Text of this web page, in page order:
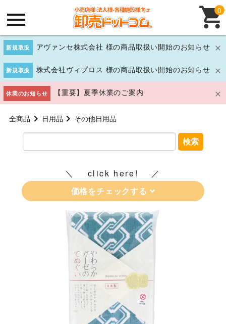
新規取扱 アヴァンセ株式会社 様の商品取扱い開始のお知らせ
新規取扱 株式会社ヴィプロス 様の商品取扱い開始のお知らせ
休業のお知らせ 【重要】夏季休業のご案内
0
全商品 日用品 その他日用品
検索
click here!
価格をチェックする